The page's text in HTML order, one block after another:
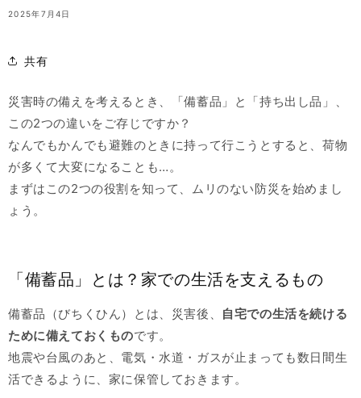
2025年7月4日
共有
災害時の備えを考えるとき、「備蓄品」と「持ち出し品」、
この2つの違いをご存じですか？
なんでもかんでも避難のときに持って行こうとすると、荷物
が多くて大変になることも…。
まずはこの2つの役割を知って、ムリのない防災を始めまし
ょう。
「備蓄品」とは？家での生活を支えるもの
備蓄品（びちくひん）とは、災害後、 自宅での生活を続ける
ために備えておくものです。
地震や台風のあと、電気・水道・ガスが止まっても数日間生
活できるように、家に保管しておきます。